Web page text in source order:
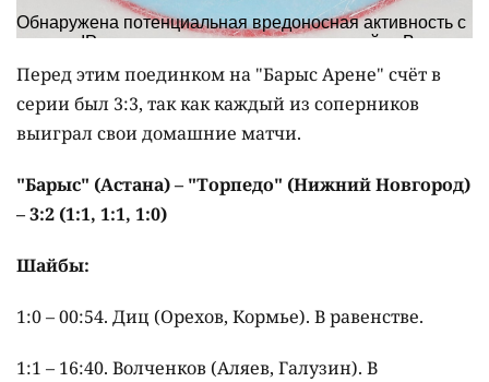
Перед этим поединком на "Барыс Арене" счёт в
серии был 3:3, так как каждый из соперников
выиграл свои домашние матчи.
"Барыс" (Астана) – "Торпедо" (Нижний Новгород)
– 3:2 (1:1, 1:1, 1:0)
Шайбы:
1:0 – 00:54. Диц (Орехов, Кормье). В равенстве.
1:1 – 16:40. Волченков (Аляев, Галузин). В